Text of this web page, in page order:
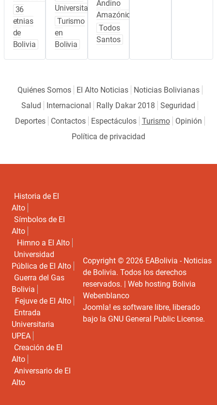
36
etnias
de
Bolivia
Universitaria
Turismo
en
Bolivia
Andino
Amazónico
Todos
Santos
Quiénes Somos El Alto Noticias
Noticias Bolivianas
Salud
Internacional Rally Dakar 2018
Seguridad
Deportes
Contactos Espectáculos Turismo
Opinión
Política de privacidad
Historia de El
Alto
Símbolos de El
Alto
Himno a El Alto
Universidad
Pública de El Alto
Guerra del Gas
Bolivia
Fejuve de El Alto
Entrada
Universitaria
UPEA
Creación de El
Alto
Aniversario de El
Alto
Copyright © 2026 EABolivia - Noticias
de Bolivia. Todos los derechos
reservados. |Web hosting Bolivia
Webenblanco
Joomla! es software libre, liberado
bajo la GNU General Public License.